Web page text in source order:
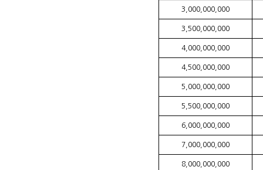
3,000,000,000
3,500,000,000
4,000,000,000
4,500,000,000
5,000,000,000
5,500,000,000
6,000,000,000
7,000,000,000
8,000,000,000